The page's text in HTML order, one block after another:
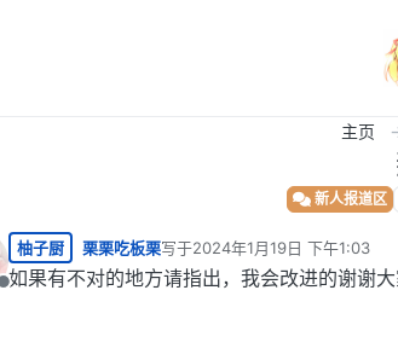
主页
新人报道区
离线
柚子厨 栗栗吃板栗写于2024年1月19日 下午1:03
最后由 编辑
如果有不对的地方请指出，我会改进的谢谢